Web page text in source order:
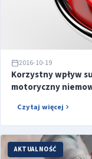
2016-10-19
Korzystny wpływ
motoryczny
Czytaj więcej
AKTUALNOŚĆ